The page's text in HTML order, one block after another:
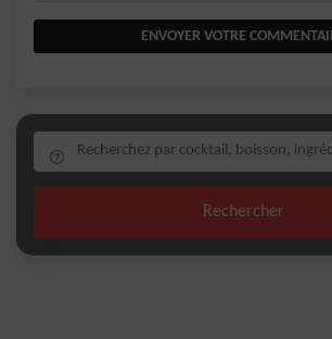
ENVOYER VOTRE
Rechercher